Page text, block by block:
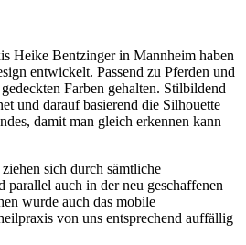
Heike Bentzinger in Mannheim haben
entwickelt. Passend zu Pferden und
Farben gehalten. Stilbildend
und darauf basierend die Silhouette
damit man gleich erkennen kann
sich durch sämtliche
parallel auch in der neu geschaffenen
wurde auch das mobile
von uns entsprechend auffällig